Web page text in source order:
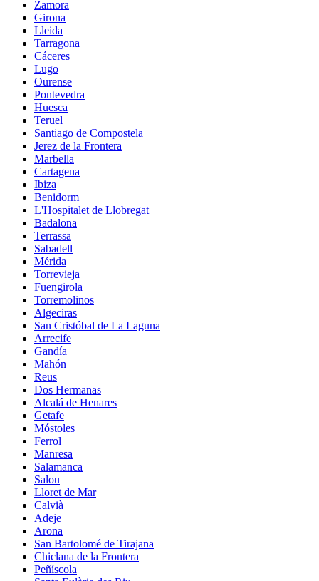
Zamora
Girona
Lleida
Tarragona
Cáceres
Lugo
Ourense
Pontevedra
Huesca
Teruel
Santiago de Compostela
Jerez de la Frontera
Marbella
Cartagena
Ibiza
Benidorm
L'Hospitalet de Llobregat
Badalona
Terrassa
Sabadell
Mérida
Torrevieja
Fuengirola
Torremolinos
Algeciras
San Cristóbal de La Laguna
Arrecife
Gandía
Mahón
Reus
Dos Hermanas
Alcalá de Henares
Getafe
Móstoles
Ferrol
Manresa
Salamanca
Salou
Lloret de Mar
Calvià
Adeje
Arona
San Bartolomé de Tirajana
Chiclana de la Frontera
Peñíscola